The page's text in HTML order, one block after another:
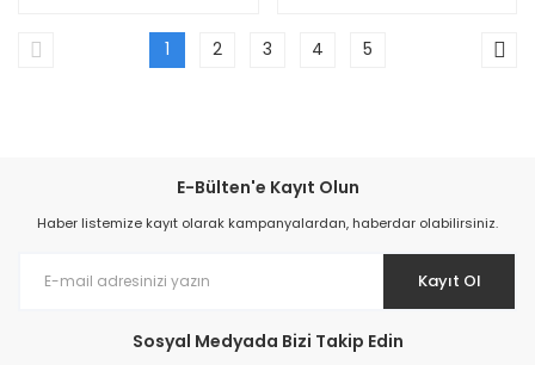
1 2 3 4 5
E-Bülten'e Kayıt Olun
Haber listemize kayıt olarak kampanyalardan, haberdar olabilirsiniz.
Kayıt Ol
Sosyal Medyada Bizi Takip Edin